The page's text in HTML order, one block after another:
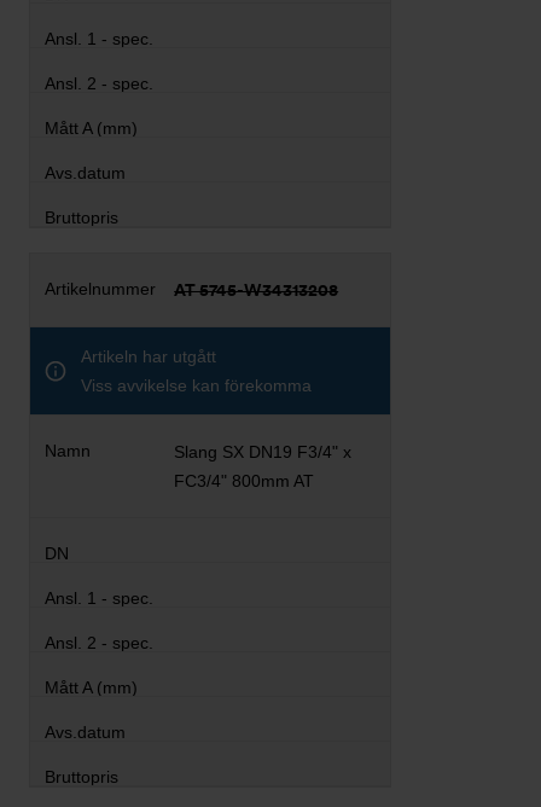
AT 5745-W34313208
Artikeln har utgått
Viss avvikelse kan förekomma
Slang SX DN19 F3/4" x
FC3/4" 800mm AT